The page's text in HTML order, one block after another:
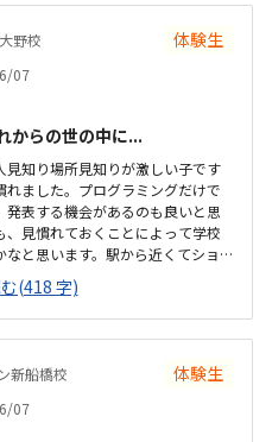
野校 体験生
07
からの世の中に...
知り場所見知りが激しい子です
ました。プログラミングだけで
表する機会があるのも良いと思
見慣れておくことによって学校
と思います。駅から近くてショ
す。車で来ても授業分の駐車券
ップ内なので音が気になるかと
気になりませんでした。一面ガ
が見れます。プログラミング教
、と思ってます。学校で使って
ので、キーボードは打てるかな
コマンド１つでた...
(418 字)
新船橋校 体験生
07